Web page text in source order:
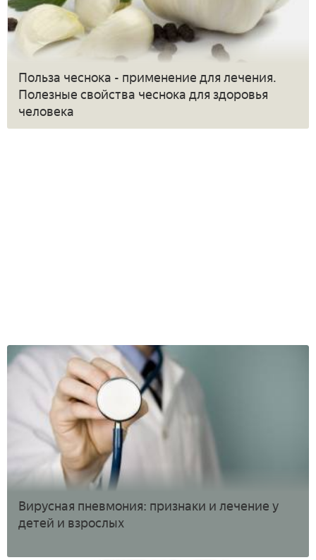
Польза чеснока - применение для лечения.
Полезные свойства чеснока для здоровья
человека
Вирусная пневмония: признаки и лечение у
детей и взрослых